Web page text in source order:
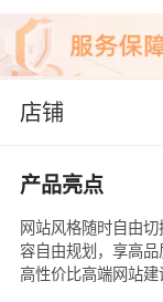
由我们完成所有建
店铺
产品亮点
网站风格随时自由
容自由规划，享高
高性价比高端网站